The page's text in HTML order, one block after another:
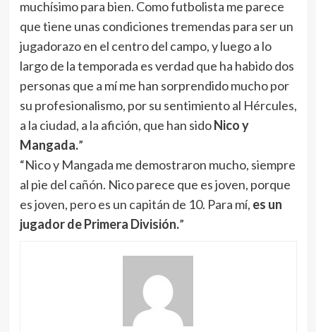
muchísimo para bien. Como futbolista me parece
que tiene unas condiciones tremendas para ser un
jugadorazo en el centro del campo, y luego a lo
largo de la temporada es verdad que ha habido dos
personas que a mí me han sorprendido mucho por
su profesionalismo, por su sentimiento al Hércules,
a la ciudad, a la afición, que han sidoNico y
Mangada.”
“Nico y Mangada me demostraron mucho, siempre
al pie del cañón. Nico parece que es joven, porque
es joven, pero es un capitán de 10. Para mí, es un
jugador de Primera División.”